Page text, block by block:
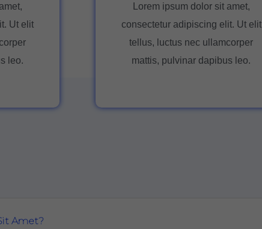
Ut elit
leo.
Lorem ipsum dolor sit amet,
consectetur adipiscing elit. Ut elit
tellus, luctus nec ullamcorper
mattis, pulvinar dapibus leo.
Amet?